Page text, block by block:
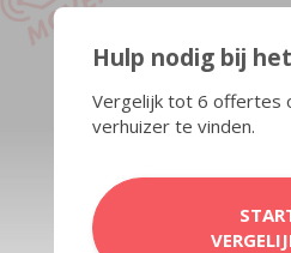
Hulp nodig bij
Vergelijk tot 6 offertes
verhuizer te vinden.